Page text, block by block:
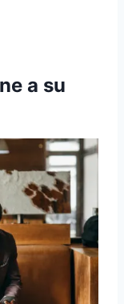
a su